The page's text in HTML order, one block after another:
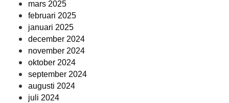
mars 2025
februari 2025
januari 2025
december 2024
november 2024
oktober 2024
september 2024
augusti 2024
juli 2024